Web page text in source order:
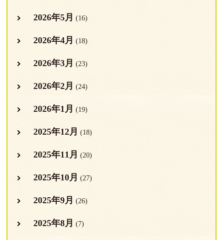
2026年5月 (16)
2026年4月 (18)
2026年3月 (23)
2026年2月 (24)
2026年1月 (19)
2025年12月 (18)
2025年11月 (20)
2025年10月 (27)
2025年9月 (26)
2025年8月 (7)